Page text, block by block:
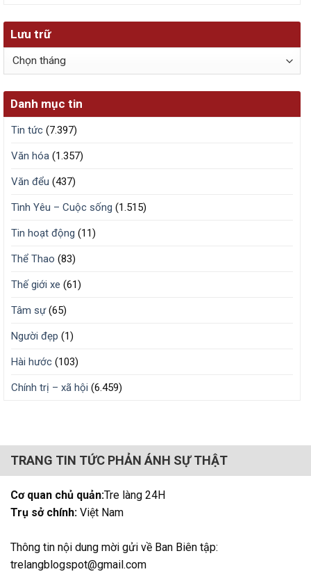
Lưu trữ
Lưu
Danh mục tin
Tin tức (7.397)
Văn hóa (1.357)
Văn đểu (437)
Tình Yêu – Cuộc sống (1.515)
Tin hoạt động (11)
Thể Thao (83)
Thế giới xe (61)
Tâm sự(65)
Người đẹp (1)
Hài hước (103)
Chính trị – xã hội (6.459)
TRANG TIN TỨC PHẢN ÁNH SỰ THẬT
Cơ quan chủ quản:Tre làng 24H
Trụ sở chính: Việt Nam
Thông tin nội dung mời gửi về Ban Biên tập:
trelangblogspot@gmail.com